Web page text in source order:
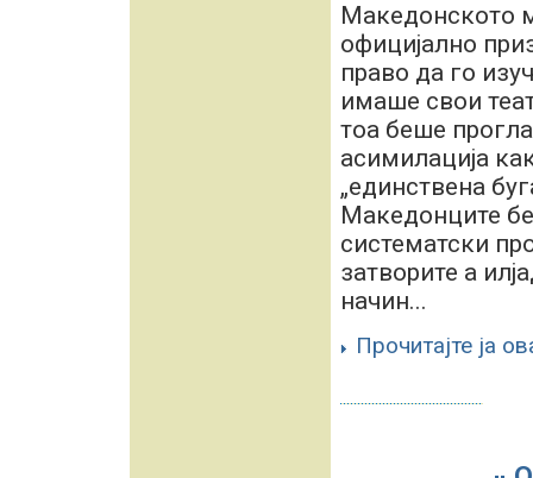
Македонското
официјално
право да го
имаше свои
тоа беше
асимилација
„единствена
Македонците
систематски
затворите а
начин...
Прочитајте ја